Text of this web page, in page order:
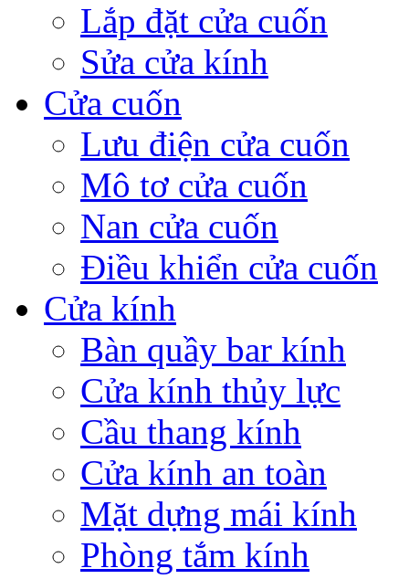
Lắp đặt cửa cuốn
Sửa cửa kính
Cửa cuốn
Lưu điện cửa cuốn
Mô tơ cửa cuốn
Nan cửa cuốn
Điều khiển cửa cuốn
Cửa kính
Bàn quầy bar kính
Cửa kính thủy lực
Cầu thang kính
Cửa kính an toàn
Mặt dựng mái kính
Phòng tắm kính